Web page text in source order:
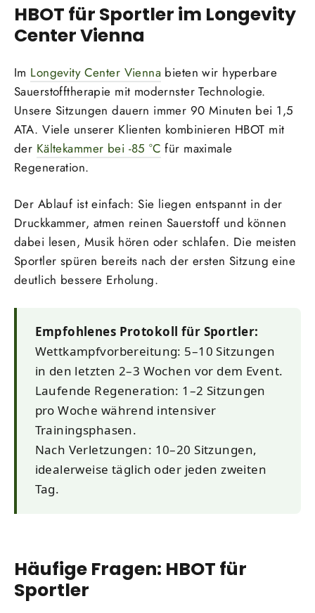
HBOT für Sportler im Longevity
Center Vienna
Im Longevity Center Vienna bieten wir hyperbare
Sauerstofftherapie mit modernster Technologie.
Unsere Sitzungen dauern immer 90 Minuten bei 1,5
ATA. Viele unserer Klienten kombinieren HBOT mit
der Kältekammer bei -85 °C für maximale
Regeneration.
Der Ablauf ist einfach: Sie liegen entspannt in der
Druckkammer, atmen reinen Sauerstoff und können
dabei lesen, Musik hören oder schlafen. Die meisten
Sportler spüren bereits nach der ersten Sitzung eine
deutlich bessere Erholung.
Empfohlenes Protokoll für Sportler:
Wettkampfvorbereitung: 5–10 Sitzungen
in den letzten 2–3 Wochen vor dem Event.
Laufende Regeneration: 1–2 Sitzungen
pro Woche während intensiver
Trainingsphasen.
Nach Verletzungen: 10–20 Sitzungen,
idealerweise täglich oder jeden zweiten
Tag.
Häufige Fragen: HBOT für
Sportler